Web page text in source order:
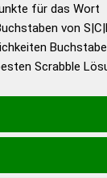
– Die deutsche
– Deutsches
für das Wort
von
Scrabble